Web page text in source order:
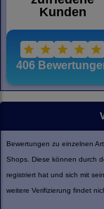
Bewertungen zu einzelnen
Shops. Diese können durch
registriert hat und sich mit
weitere Verifizierung findet